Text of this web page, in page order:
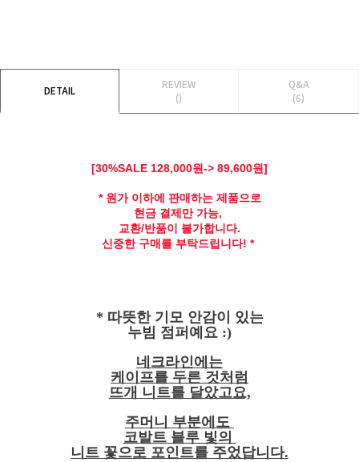
DETAIL
REVIEW
()
Q&A
(6)
[30%SALE 128,000원-> 89,600원]
* 원가 이하에 판매하는 제품으로
현금 결제만 가능,
교환/반품이 불가합니다.
신중한 구매를 부탁드립니다! *
* 따뜻한 기모 안감이 있는
누빔 점퍼예요 :)
네크라인에는
케이프를 두른 것처럼
뜨개 니트를 달았고요,
주머니 부분에도
코발트 블루 빛의
니트 꽃으로 포인트를 주었답니다.